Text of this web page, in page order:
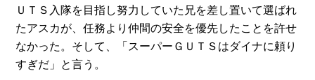
ＵＴＳ入隊を目指し努力していた兄を差し置いて選ばれ
たアスカが、任務より仲間の安全を優先したことを許せ
なかった。そして、「スーパーＧＵＴＳはダイナに頼り
すぎだ」と言う。